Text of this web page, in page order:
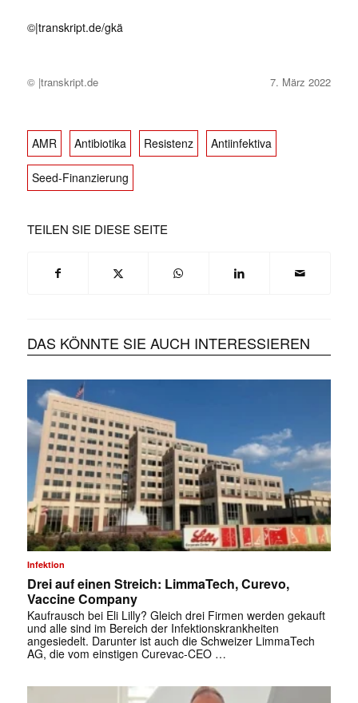
©|transkript.de/gkä
© |transkript.de 7. März 2022
AMR Antibiotika Resistenz Antiinfektiva
Seed-Finanzierung
TEILEN SIE DIESE SEITE
DAS KÖNNTE SIE AUCH INTERESSIEREN
Infektion
Drei auf einen Streich: LimmaTech, Curevo,
Vaccine Company
Kaufrausch bei Eli Lilly? Gleich drei Firmen werden gekauft
und alle sind im Bereich der Infektionskrankheiten
angesiedelt. Darunter ist auch die Schweizer LimmaTech
AG, die vom einstigen Curevac-CEO …